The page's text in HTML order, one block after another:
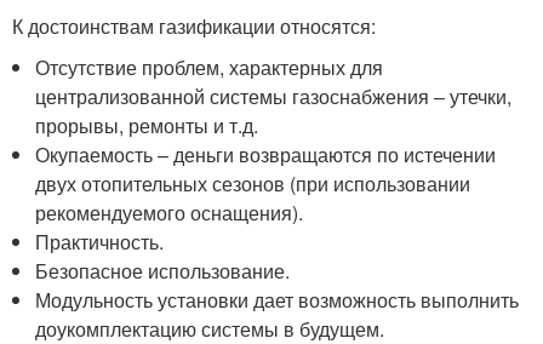
К достоинствам газификации относятся:
Отсутствие проблем, характерных для
централизованной системы газоснабжения – утечки,
прорывы, ремонты и т.д.
Окупаемость – деньги возвращаются по истечении
двух отопительных сезонов (при использовании
рекомендуемого оснащения).
Практичность.
Безопасное использование.
Модульность установки дает возможность выполнить
доукомплектацию системы в будущем.